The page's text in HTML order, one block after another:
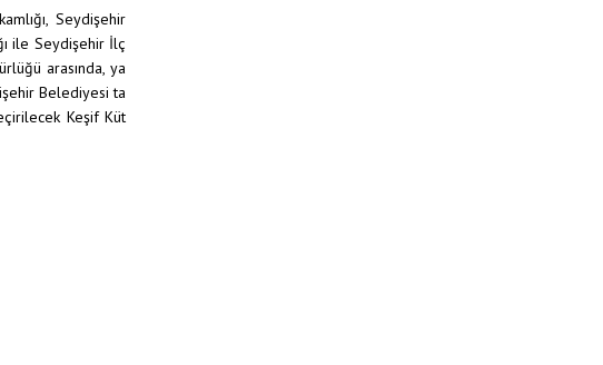
Seydişehir
ile Seydişehir İlç
arasında, ya
Belediyesi ta
Keşif Küt